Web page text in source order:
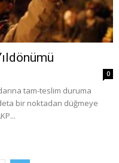
0
tam-teslim duruma
bir noktadan düğmeye